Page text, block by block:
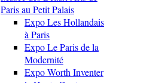
Paris au Petit Palais
Expo Les Hollandais
à Paris
Expo Le Paris de la
Modernité
Expo Worth Inventer